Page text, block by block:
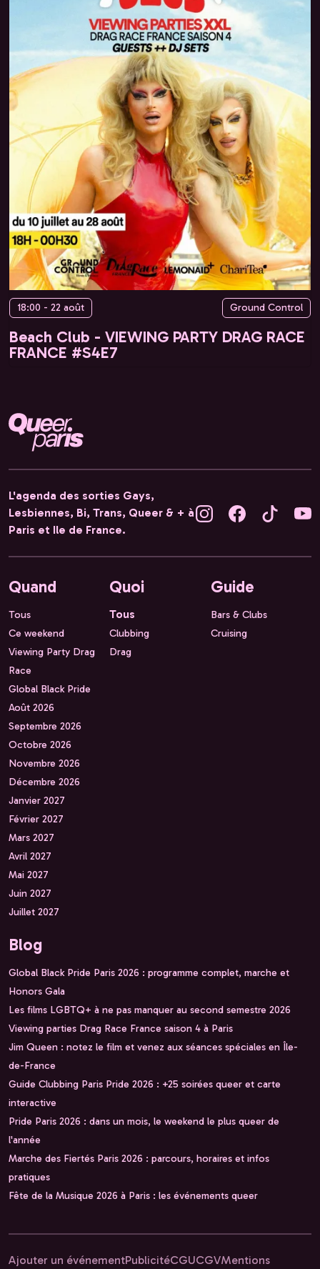
18:00 - 22 août Ground Control
Beach Club - VIEWING PARTY DRAG RACE
FRANCE #S4E7
L'agenda des sorties Gays,
Lesbiennes, Bi, Trans, Queer & + à
Paris et Ile de France.
Quand
Tous
Ce weekend
Viewing Party Drag
Race
Global Black Pride
Août 2026
Septembre 2026
Octobre 2026
Novembre 2026
Décembre 2026
Janvier 2027
Février 2027
Mars 2027
Avril 2027
Mai 2027
Juin 2027
Juillet 2027
Quoi
Tous
Clubbing
Drag
Guide
Bars & Clubs
Cruising
Blog
Global Black Pride Paris 2026 : programme complet, marche et
Honors Gala
Les films LGBTQ+ à ne pas manquer au second semestre 2026
Viewing parties Drag Race France saison 4 à Paris
Jim Queen : notez le film et venez aux séances spéciales en Île-
de-France
Guide Clubbing Paris Pride 2026 : +25 soirées queer et carte
interactive
Pride Paris 2026 : dans un mois, le weekend le plus queer de
l'année
Marche des Fiertés Paris 2026 : parcours, horaires et infos
pratiques
Fête de la Musique 2026 à Paris : les événements queer
Ajouter un événementPublicitéCGUCGVMentions